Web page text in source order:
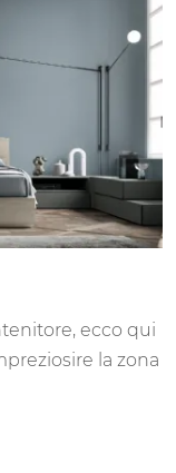
ecco qui
la zona